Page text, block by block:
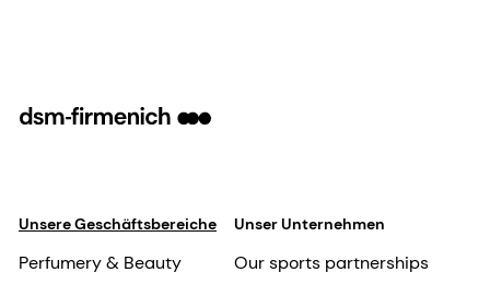
Unsere Geschäftsbereiche
Perfumery & Beauty
Unser Unternehmen
Our sports partnerships